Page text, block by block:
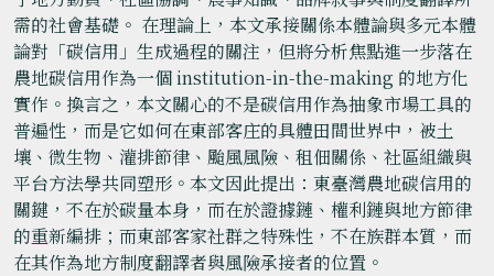
需的社會基礎。 在理論上，本文承接關係本體論與多元本體
論對「碳信用」生成過程的關注，但將分析焦點進一步落在
農地碳信用作為一個 institution-in-the-making 的地方化
實作。換言之，本文關心的不是碳信用作為抽象市場工具的
普遍性，而是它如何在東部客庄的具體田間世界中，被土
壤、微生物、灌排節律、颱風風險、租佃關係、社區組織與
平台方法學共同塑形。本文因此提出：東臺灣農地碳信用的
關鍵，不在於碳量本身，而在於證據鏈、權利鏈與地方節律
的重新編排；而東部客家社群之特殊性，不在族群本質，而
在其作為地方制度翻譯者與風險承接者的位置。